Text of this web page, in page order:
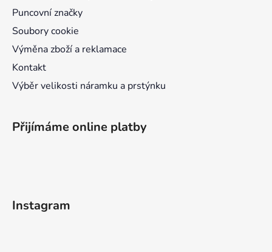
Puncovní značky
Soubory cookie
Výměna zboží a reklamace
Kontakt
Výběr velikosti náramku a prstýnku
Přijímáme online platby
Instagram